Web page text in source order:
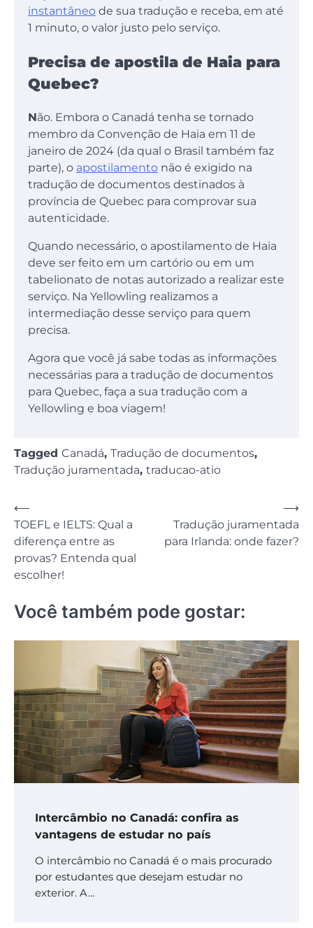
instantâneo de sua tradução e receba, em até
1 minuto, o valor justo pelo serviço.
Precisa de apostila de Haia para
Quebec?
Não. Embora o Canadá tenha se tornado
membro da Convenção de Haia em 11 de
janeiro de 2024 (da qual o Brasil também faz
parte), o apostilamento não é exigido na
tradução de documentos destinados à
província de Quebec para comprovar sua
autenticidade.
Quando necessário, o apostilamento de Haia
deve ser feito em um cartório ou em um
tabelionato de notas autorizado a realizar este
serviço. Na Yellowling realizamos a
intermediação desse serviço para quem
precisa.
Agora que você já sabe todas as informações
necessárias para a tradução de documentos
para Quebec, faça a sua tradução com a
Yellowling e boa viagem!
Tagged Canadá, Tradução de documentos,
Tradução juramentada, traducao-atio
Navegação
de
Post
⟵
TOEFL e IELTS: Qual a
diferença entre as
provas? Entenda qual
escolher!
Tradução juramentada
para Irlanda: onde fazer?
⟶
Você também pode gostar:
Intercâmbio no Canadá: confira as
vantagens de estudar no país
O intercâmbio no Canadá é o mais procurado
por estudantes que desejam estudar no
exterior. A…